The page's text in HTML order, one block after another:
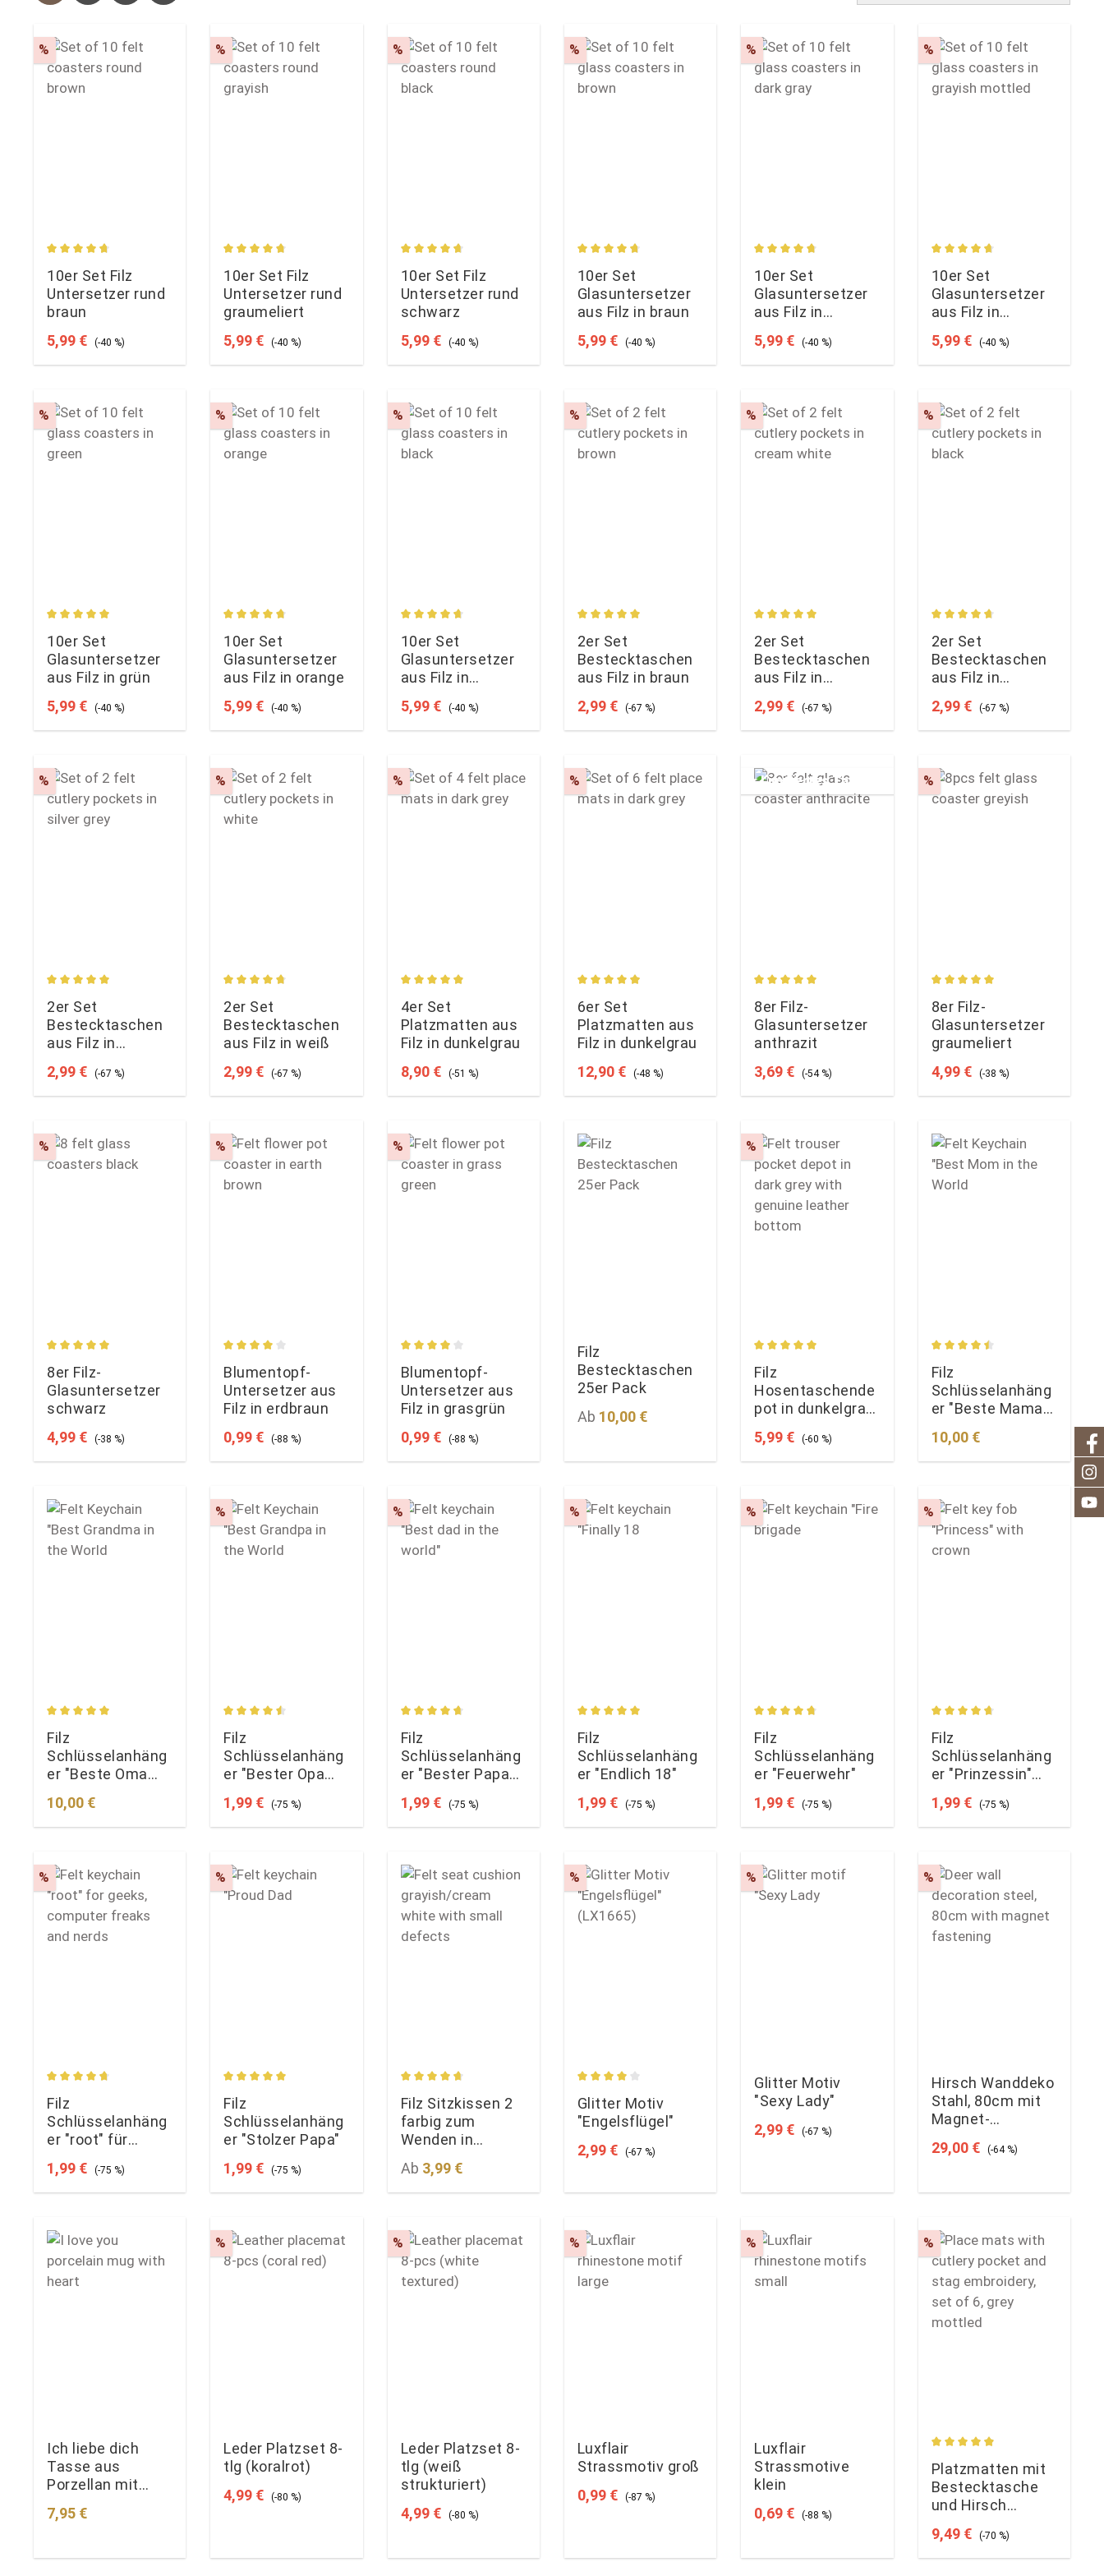
% Rabatt
Durchschnittliche Bewertung von 4.87 von 5 Sternen
10er Set Filz
Untersetzer rund
braun
Verkaufspreis:
5,99 € Regulärer Preis:
(-40 %)
% Rabatt
Durchschnittliche Bewertung von 4.87 von 5 Sternen
10er Set Filz
Untersetzer rund
graumeliert
Verkaufspreis:
5,99 € Regulärer Preis:
(-40 %)
%Rabatt
Durchschnittliche Bewertung von 4.87 von 5 Sternen
10er Set Filz
Untersetzer rund
schwarz
Verkaufspreis:
5,99 € Regulärer Preis:
(-40 %)
%Rabatt
Durchschnittliche Bewertung von 4.75 von 5 Sternen
10er Set
Glasuntersetzer
aus Filz in braun
Verkaufspreis:
5,99 € Regulärer Preis:
(-40 %)
% Rabatt
Durchschnittliche Bewertung von 4.75 von 5 Sternen
10er Set
Glasuntersetzer
aus Filz in
Verkaufspreis:
5,99 € Regulärer Preis:
(-40 %)
%Rabatt
Durchschnittliche
10er Set
Glasuntersetzer
aus Filz in
Verkaufspreis:
5,99 € Regulärer Preis:
(-40 %)
% Rabatt
Durchschnittliche Bewertung von 5 von 5 Sternen
10er Set
Glasuntersetzer
aus Filz in grün
Verkaufspreis:
5,99 € Regulärer Preis:
(-40 %)
% Rabatt
Durchschnittliche Bewertung von 4.75 von 5 Sternen
10er Set
Glasuntersetzer
aus Filz in orange
Verkaufspreis:
5,99 € Regulärer Preis:
(-40 %)
%Rabatt
Durchschnittliche Bewertung von 4.75 von 5 Sternen
10er Set
Glasuntersetzer
aus Filz in
Verkaufspreis:
5,99 € Regulärer Preis:
(-40 %)
%Rabatt
Durchschnittliche Bewertung von 5 von 5 Sternen
2er Set
Bestecktaschen
aus Filz in braun
Verkaufspreis:
2,99 € Regulärer Preis:
(-67 %)
% Rabatt
Durchschnittliche Bewertung von 5 von 5 Sternen
2er Set
Bestecktaschen
aus Filz in
Verkaufspreis:
2,99 € Regulärer Preis:
(-67 %)
%Rabatt
Durchschnittliche
2er Set
Bestecktaschen
aus Filz in
Verkaufspreis:
2,99 € Regulärer Preis:
(-67 %)
% Rabatt
Durchschnittliche Bewertung von 5 von 5 Sternen
2er Set
Bestecktaschen
aus Filz in
Verkaufspreis:
2,99 € Regulärer Preis:
(-67 %)
% Rabatt
Durchschnittliche Bewertung von 4.67 von 5 Sternen
2er Set
Bestecktaschen
aus Filz in weiß
Verkaufspreis:
2,99 € Regulärer Preis:
(-67 %)
%Rabatt
Durchschnittliche Bewertung von 4.88 von 5 Sternen
4er Set
Platzmatten aus
Filz in dunkelgrau
Verkaufspreis:
8,90 € Regulärer Preis:
(-51 %)
%Rabatt
Durchschnittliche Bewertung von 4.88 von 5 Sternen
6er Set
Platzmatten aus
Filz in dunkelgrau
Verkaufspreis:
12,90 € Regulärer Preis:
(-48 %)
★ Limitiertes Tagesangebot -54%
Durchschnittliche Bewertung von 5 von 5 Sternen
8er Filz-
Glasuntersetzer
anthrazit
Verkaufspreis:
3,69 € Regulärer Preis:
(-54 %)
%Rabatt
Durchschnittliche
8er Filz-
Glasuntersetzer
graumeliert
Verkaufspreis:
4,99 € Regulärer Preis:
(-38 %)
% Rabatt
Durchschnittliche Bewertung von 5 von 5 Sternen
8er Filz-
Glasuntersetzer
schwarz
Verkaufspreis:
4,99 € Regulärer Preis:
(-38 %)
% Rabatt
Durchschnittliche Bewertung von 4 von 5 Sternen
Blumentopf-
Untersetzer aus
Filz in erdbraun
Verkaufspreis:
0,99 € Regulärer Preis:
(-88 %)
%Rabatt
Durchschnittliche Bewertung von 4 von 5 Sternen
Blumentopf-
Untersetzer aus
Filz in grasgrün
Verkaufspreis:
0,99 € Regulärer Preis:
(-88 %)
Filz
Bestecktaschen
25er Pack
Regulärer Preis:
Ab 10,00 €
% Rabatt
Durchschnittliche Bewertung von 5 von 5 Sternen
Filz
Hosentaschende
pot in dunkelgrau
Boden
Verkaufspreis:
5,99 € Regulärer Preis:
(-60 %)
Durchschnittliche
Filz
Schlüsselanhäng
er "Beste Mama
Regulärer Preis:
10,00 €
Durchschnittliche Bewertung von 5 von 5 Sternen
Filz
Schlüsselanhäng
er "Beste Oma
Regulärer Preis:
10,00 €
% Rabatt
Durchschnittliche Bewertung von 4.5 von 5 Sternen
Filz
Schlüsselanhäng
er "Bester Opa
Verkaufspreis:
1,99 € Regulärer Preis:
(-75 %)
%Rabatt
Durchschnittliche Bewertung von 4.69 von 5 Sternen
Filz
Schlüsselanhäng
er "Bester Papa
Verkaufspreis:
1,99 € Regulärer Preis:
(-75 %)
%Rabatt
Durchschnittliche Bewertung von 5 von 5 Sternen
Filz
Schlüsselanhäng
er "Endlich 18"
Verkaufspreis:
1,99 € Regulärer Preis:
(-75 %)
% Rabatt
Durchschnittliche Bewertung von 4.83 von 5 Sternen
Filz
Schlüsselanhäng
er "Feuerwehr"
Verkaufspreis:
1,99 € Regulärer Preis:
(-75 %)
%Rabatt
Durchschnittliche
Filz
Schlüsselanhäng
er "Prinzessin"
Verkaufspreis:
1,99 € Regulärer Preis:
(-75 %)
% Rabatt
Durchschnittliche Bewertung von 4.81 von 5 Sternen
Filz
Schlüsselanhäng
er "root" für
Freaks und Nerds
Verkaufspreis:
1,99 € Regulärer Preis:
(-75 %)
% Rabatt
Durchschnittliche Bewertung von 5 von 5 Sternen
Filz
Schlüsselanhäng
er "Stolzer Papa"
Verkaufspreis:
1,99 € Regulärer Preis:
(-75 %)
Durchschnittliche Bewertung von 4.74 von 5 Sternen
Filz Sitzkissen 2
farbig zum
Wenden in
cremeweiß
Regulärer Preis:
Ab 3,99 €
%Rabatt
Durchschnittliche Bewertung von 4 von 5 Sternen
Glitter Motiv
"Engelsflügel"
Verkaufspreis:
2,99 € Regulärer Preis:
(-67 %)
% Rabatt
Glitter Motiv
"Sexy Lady"
Verkaufspreis:
2,99 € Regulärer Preis:
(-67 %)
%Rabatt
Hirsch Wanddeko
Stahl, 80cm mit
Magnet-
Verkaufspreis:
29,00 € Regulärer Preis:
(-64 %)
Ich liebe dich
Tasse aus
Porzellan mit
Regulärer Preis:
7,95 €
% Rabatt
Leder Platzset 8-
tlg (koralrot)
Verkaufspreis:
4,99 € Regulärer Preis:
(-80 %)
%Rabatt
Leder Platzset 8-
tlg (weiß
strukturiert)
Verkaufspreis:
4,99 € Regulärer Preis:
(-80 %)
%Rabatt
Luxflair
Strassmotiv groß
Verkaufspreis:
0,99 € Regulärer Preis:
(-87 %)
% Rabatt
Luxflair
Strassmotive
klein
Verkaufspreis:
0,69 € Regulärer Preis:
(-88 %)
%Rabatt
Durchschnittliche
Platzmatten mit
Bestecktasche
und Hirsch
Set, graumeliert
Verkaufspreis:
9,49 € Regulärer Preis:
(-70 %)